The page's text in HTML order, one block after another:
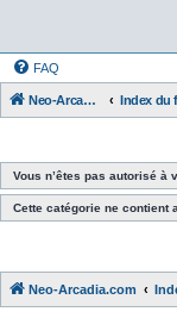
FAQ
Neo-Arcadia.com
Vous n’êtes pas autorisé à
Cette catégorie ne contient
Neo-Arcadia.com